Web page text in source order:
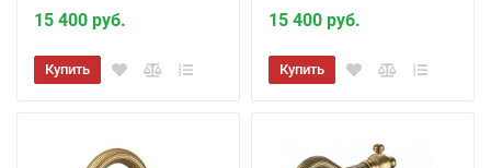
15 400 руб.
Купить
15 400 руб.
Купить